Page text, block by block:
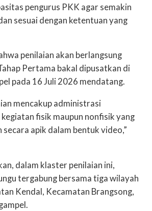
pengurus PKK agar semakin
sesuai dengan ketentuan yang
penilaian akan berlangsung
Pertama bakal dipusatkan di
pada 16 Juli 2026 mendatang.
mencakup administrasi
fisik maupun nonfisik yang
apik dalam bentuk video,”
dalam klaster penilaian ini,
tergabung bersama tiga wilayah
Kendal, Kecamatan Brangsong,